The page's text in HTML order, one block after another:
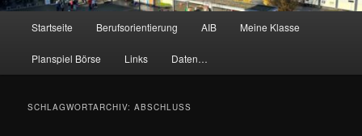
Startseite Berufsorientierung AIB Meine Klasse
Planspiel Börse Links Daten…
SCHLAGWORTARCHIV:ABSCHLUSS